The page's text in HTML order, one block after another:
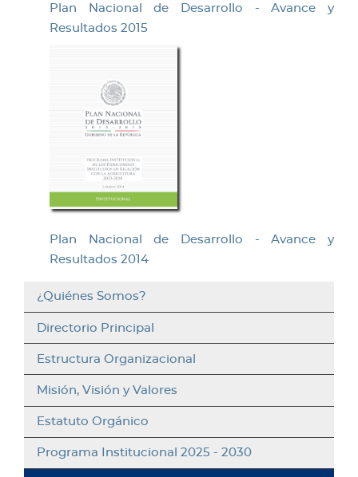
Plan Nacional de Desarrollo - Avance y
Resultados 2015
Plan Nacional de Desarrollo - Avance y
Resultados 2014
¿Quiénes Somos?
Directorio Principal
Estructura Organizacional
Misión, Visión y Valores
Estatuto Orgánico
Programa Institucional 2025 - 2030